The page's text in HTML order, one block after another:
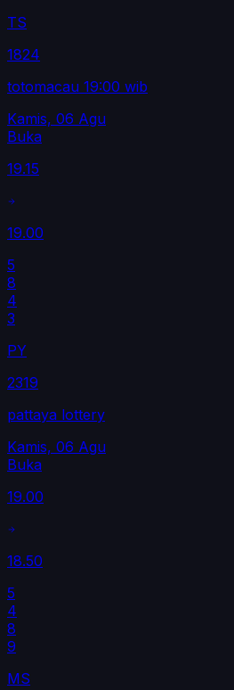
TS
1824
totomacau 19:00 wib
Kamis, 06 Agu
Buka
19.15
19.00
5
8
4
3
PY
2319
pattaya lottery
Kamis, 06 Agu
Buka
19.00
18.50
5
4
8
9
MS